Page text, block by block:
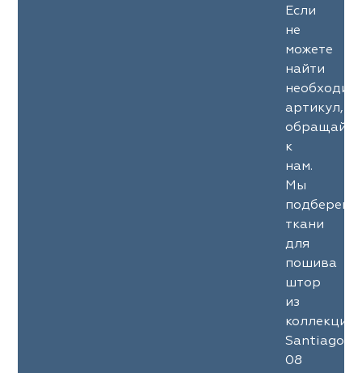
Если
не
можете
найти
артикул,
к
нам.
Мы
подберем
ткани
для
пошива
штор
из
Santiago
08